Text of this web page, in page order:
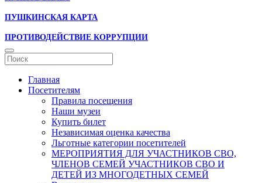
ПУШКИНСКАЯ КАРТА
ПРОТИВОДЕЙСТВИЕ КОРРУПЦИИ
Главная
Посетителям
Правила посещения
Наши музеи
Купить билет
Независимая оценка качества
Льготные категории посетителей
МЕРОПРИЯТИЯ ДЛЯ УЧАСТНИКОВ СВО,
ЧЛЕНОВ СЕМЕЙ УЧАСТНИКОВ СВО И
ДЕТЕЙ ИЗ МНОГОДЕТНЫХ СЕМЕЙ